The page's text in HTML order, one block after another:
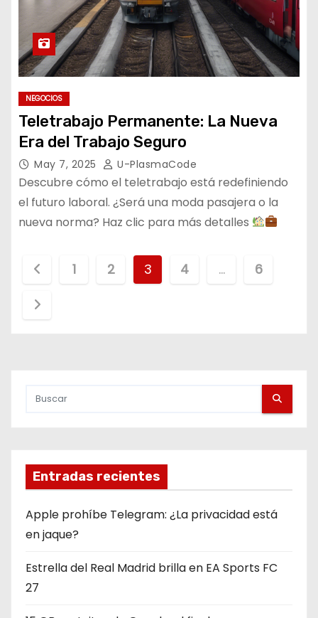
NEGOCIOS
Teletrabajo Permanente: La Nueva
Era del Trabajo Seguro
May 7, 2025 U-PlasmaCode
Descubre cómo el teletrabajo está redefiniendo
el futuro laboral. ¿Será una moda pasajera o la
nueva norma? Haz clic para más detalles
g
ó
n
d
e
1 2 3 4 … 6
Entradas recientes
Apple prohíbe Telegram: ¿La privacidad está
en jaque?
Estrella del Real Madrid brilla en EA Sports FC
27